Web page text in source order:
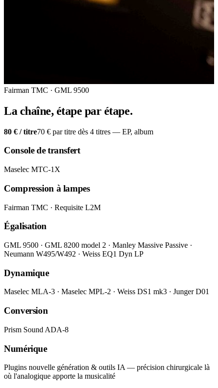
Fairman TMC · GML 9500
La chaîne, étape par étape.
80 € / titre70 € par titre dès 4 titres — EP, album
Console de transfert
Maselec MTC-1X
Compression à lampes
Fairman TMC · Requisite L2M
Égalisation
GML 9500 · GML 8200 model 2 · Manley Massive Passive ·
Neumann W495/W492 · Weiss EQ1 Dyn LP
Dynamique
Maselec MLA-3 · Maselec MPL-2 · Weiss DS1 mk3 · Junger D01
Conversion
Prism Sound ADA-8
Numérique
Plugins nouvelle génération & outils IA — précision chirurgicale là
où l'analogique apporte la musicalité